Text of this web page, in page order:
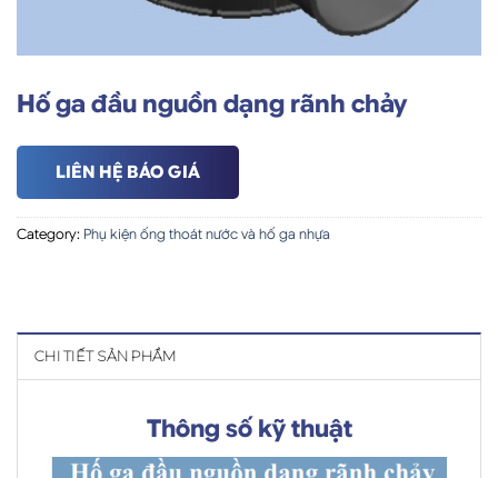
Hố ga đầu nguồn dạng rãnh chảy
LIÊN HỆ BÁO GIÁ
Category: Phụ kiện ống thoát nước và hố ga nhựa
CHI TIẾT SẢN PHẨM
Thông số kỹ thuật